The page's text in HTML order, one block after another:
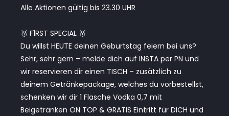
Alle Aktionen gültig bis 23.30 UHR
🥇 F1RST SPECIAL 🥇
Du willst HEUTE deinen Geburtstag feiern bei uns?
Sehr, sehr gern – melde dich auf INSTA per PN und
wir reservieren dir einen TISCH – zusätzlich zu
deinem Getränkepackage, welches du vorbestellst,
schenken wir dir 1 Flasche Vodka 0,7 mit
Beigetränken ON TOP & GRATIS Eintritt für DICH und